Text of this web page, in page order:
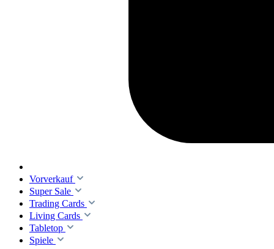
Vorverkauf
Super Sale
Trading Cards
Living Cards
Tabletop
Spiele